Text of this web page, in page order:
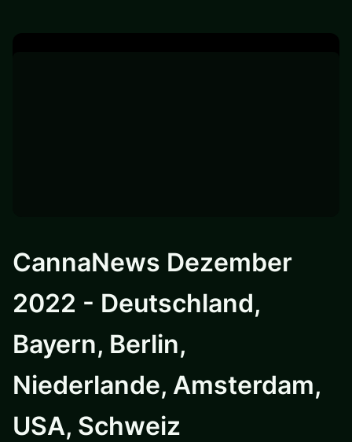
CannaNews Dezember
2022 - Deutschland,
Bayern, Berlin,
Niederlande, Amsterdam,
USA, Schweiz